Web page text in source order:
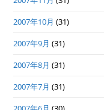
2007年10月 (31)
2007年9月 (31)
2007年8月 (31)
2007年7月 (31)